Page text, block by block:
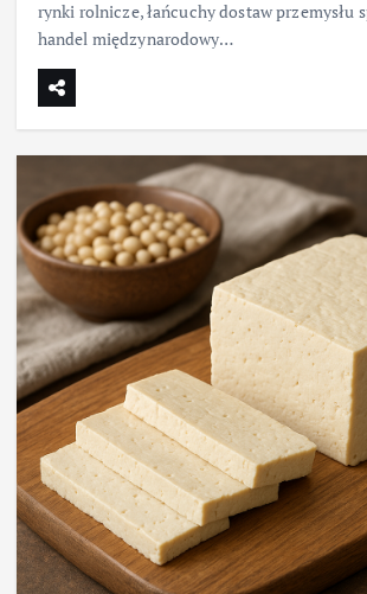
rynki rolnicze, łańcuchy dostaw przemysłu
handel międzynarodowy…